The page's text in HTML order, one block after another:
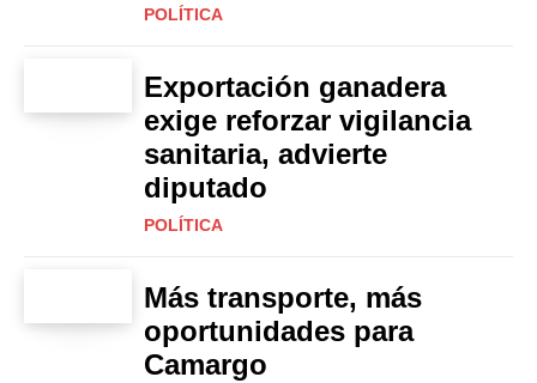
POLÍTICA
Exportación ganadera
exige reforzar vigilancia
sanitaria, advierte
diputado
POLÍTICA
Más transporte, más
oportunidades para
Camargo